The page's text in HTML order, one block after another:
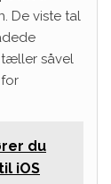
De viste tal
tæller såvel
du
iOS